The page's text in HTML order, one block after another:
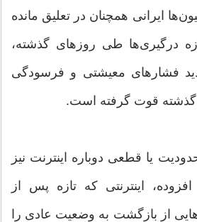
ایرانی همچنان در تعلیق مانده
درگیری‌ها طی روزهای گذشته،
فشارهای معیشتی و فرسودگی
گذشته قوت گرفته است.
یا قطعی دوباره اینترنت نیز
اینترنتی که تازه پس از
از بازگشت به وضعیت عادی را